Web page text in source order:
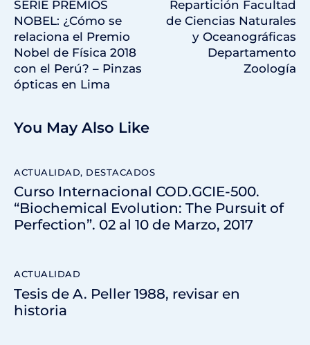
SERIE PREMIOS
NOBEL: ¿Cómo se
relaciona el Premio
Nobel de Física 2018
con el Perú? – Pinzas
ópticas en Lima
Repartición Facultad
de Ciencias Naturales
y Oceanográficas
Departamento
Zoología
You May Also Like
ACTUALIDAD, DESTACADOS
Curso Internacional COD.GCIE-500.
“Biochemical Evolution: The Pursuit of
Perfection”. 02 al 10 de Marzo, 2017
ACTUALIDAD
Tesis de A. Peller 1988, revisar en
historia